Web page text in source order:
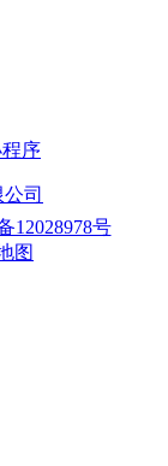
序
司
12028978号
图